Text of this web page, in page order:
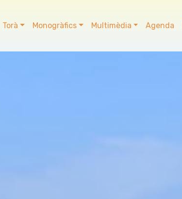
Torà Monogràfics Multimèdia Agenda